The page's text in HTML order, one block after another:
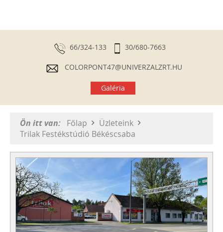
66/324-133 30/680-7663
COLORPONT47@UNIVERZALZRT.HU
Galéria
Ön itt van: Főlap
Üzleteink
Trilak Festékstúdió Békéscsaba